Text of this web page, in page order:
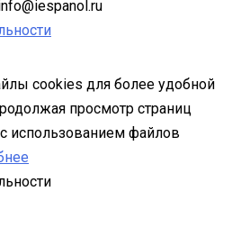
cookies для более удобной
просмотр страниц
использованием файлов